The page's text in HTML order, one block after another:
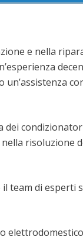
e nella
dei
risoluzione
di esperti